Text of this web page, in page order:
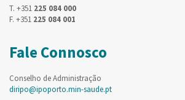
T. +351 225 084 000
F. +351 225 084 001
Fale Connosco
Conselho de Administração
diripo@ipoporto.min-saude.pt